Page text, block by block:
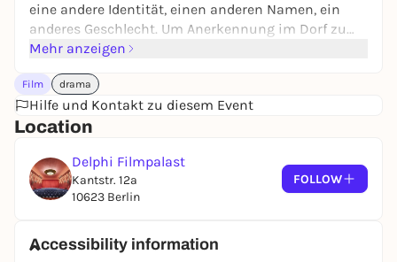
eine andere Identität, einen anderen Namen, ein
anderes Geschlecht. Um Anerkennung im Dorf zu
erlangen, plant er sogar eine arrangierte Ehe mit der
hält bald alles für möglich.
Mehr anzeigen
Film drama
Hilfe und Kontakt zu diesem Event
Location
Delphi Filmpalast
Kantstr. 12a
10623 Berlin
FOLLOW
Accessibility information